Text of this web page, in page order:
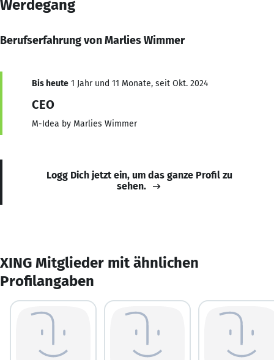
Werdegang
Berufserfahrung von Marlies Wimmer
Bis heute 1 Jahr und 11 Monate, seit Okt. 2024
CEO
M-Idea by Marlies Wimmer
Logg Dich jetzt ein, um das ganze Profil zu
sehen.
XING Mitglieder mit ähnlichen
Profilangaben